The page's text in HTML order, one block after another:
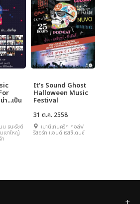
า...เป็น
ธนะรัชต์
เขาใหญ่
It's Sound Ghost
Halloween Music
Festival
31 ต.ค. 2558
เมาน์เท่นครีก กอล์ฟ
รีสอร์ท แอนด์ เรสซิเดนซ์